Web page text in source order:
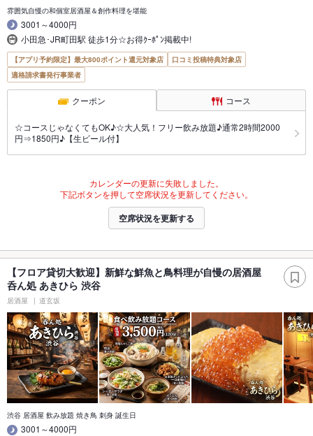
雰囲気自慢の和個室居酒屋＆創作料理を堪能
3001～4000円
小田急･JR町田駅 徒歩1分☆お得ｸｰﾎﾟﾝ掲載中!
【アプリ予約限定】最大800ポイント還元対象店
口コミ投稿特典対象店
適格請求書発行事業者
クーポン コース
☆コースじゃなくてもOK♪☆大人気！フリー飲み放題♪通常2時間2000
円⇒1850円♪【生ビール付】
カレンダーの更新に失敗しました。
下記ボタンを押して空席状況を更新してください。
空席状況を更新する
【フロア貸切大歓迎】新鮮な鮮魚と鳥料理が自慢の居酒屋
呑ん処 あきひら 渋谷
居酒屋 道玄坂
渋谷 居酒屋 飲み放題 焼き鳥 刺身 誕生日
3001～4000円